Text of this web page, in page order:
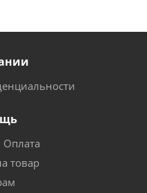
Оплата
товар